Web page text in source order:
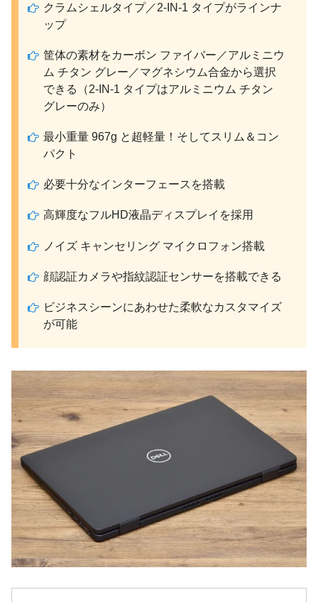
クラムシェルタイプ／2-IN-1 タイプがラインナ
ップ
筐体の素材をカーボン ファイバー／アルミニウ
ム チタン グレー／マグネシウム合金から選択
できる（2-IN-1 タイプはアルミニウム チタン
グレーのみ）
最小重量 967g と超軽量！そしてスリム＆コン
パクト
必要十分なインターフェースを搭載
高輝度なフルHD液晶ディスプレイを採用
ノイズ キャンセリング マイクロフォン搭載
顔認証カメラや指紋認証センサーを搭載できる
ビジネスシーンにあわせた柔軟なカスタマイズ
が可能